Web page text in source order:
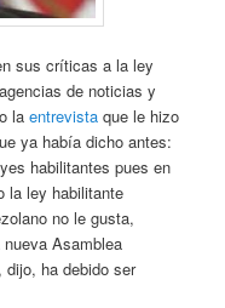
sus críticas a la ley
de noticias y
laentrevista que le hizo
ya había dicho antes:
habilitantes pues en
la ley habilitante
no le gusta,
Asamblea
dijo, ha debido ser